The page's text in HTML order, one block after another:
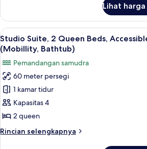
samudra
(Roll-
In
Shower)
Suite,
kamar
tidur,
akses
difabel,
pemandangan
samudra
(Roll-
In
Lihat
Lihat
semua
foto
untuk
Studio
Suite,
2
Queen
Beds,
Accessible,
Seprai
7
Studio Suite, 2 Queen Beds,
(Mobillity, Bathtub)
Pemandangan samudra
60 meter persegi
1 kamar tidur
Kapasitas 4
2 queen
Rincian selengkapnya
Rincian